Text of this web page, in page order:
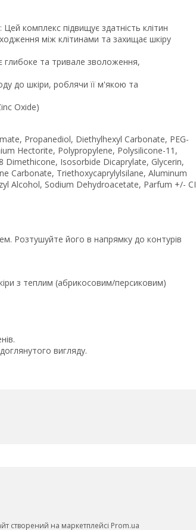
комплекс підвищує здатність клітин
між клітинами та захищає шкіру
глибоке та тривале зволоження,
до шкіри, роблячи її м'якою та
Oxide)
Propanediol, Diethylhexyl Carbonate, PEG-
Hectorite, Polypropylene, Polysilicone-11,
Dimethicone, Isosorbide Dicaprylate, Glycerin,
Carbonate, Triethoxycaprylylsilane, Aluminum
Alcohol, Sodium Dehydroacetate, Parfum +/- CI
Розтушуйте його в напрямку до контурів
з теплим (абрикосовим/персиковим)
вигляду.
створений на маркетплейсі Prom.ua